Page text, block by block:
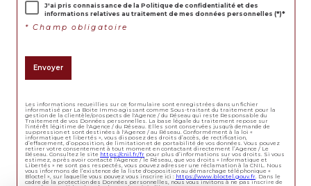
J'ai pris connaissance de la Politique de confidentialité et des
informations relatives au traitement de mes données personnelles (*)*
* Champ obligatoire
Envoyer
Les informations recueillies sur ce formulaire sont enregistrées dans un fichier
informatisé par La Boite Immo agissant comme Sous-traitant du traitement pour la
gestion de la clientèle/prospects de l'Agence / du Réseau qui reste Responsable du
Traitement de vos Données personnelles. La base légale du traitement repose sur
l'intérêt légitime de l'Agence / du Réseau. Elles sont conservées jusqu'à demande de
suppression et sont destinées à l'Agence / au Réseau. Conformément à la loi «
informatique et libertés », vous disposez des droits d’accès, de rectification,
d’effacement, d’opposition, de limitation et de portabilité de vos données. Vous pouvez
retirer votre consentement à tout moment en contactant directement l’Agence / Le
Réseau. Consultez le site https://cnil.fr/fr pour plus d’informations sur vos droits. Si vous
estimez, après avoir contacté l'Agence / le Réseau, que vos droits « Informatique et
Libertés » ne sont pas respectés, vous pouvez adresser une réclamation à la CNIL. Nous
vous informons de l’existence de la liste d'opposition au démarchage téléphonique «
Bloctel », sur laquelle vous pouvez vous inscrire ici : https://www.bloctel.gouv.fr . Dans le
cadre de la protection des Données personnelles, nous vous invitons à ne pas inscrire de